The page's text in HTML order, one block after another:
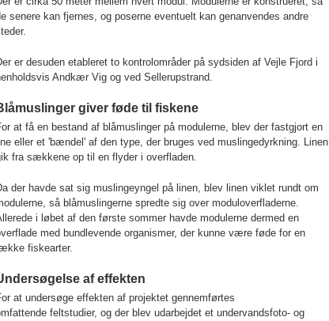
senere kan fjernes, og poserne eventuelt kan genanvendes andre
er desuden etableret to kontrolområder på sydsiden af Vejle Fjord i
Andkær Vig og ved Sellerupstrand.
giver føde til fiskene
at få en bestand af blåmuslinger på modulerne, blev der fastgjort en
eller et 'bændel' af den type, der bruges ved muslingedyrkning. Linen
fra sækkene op til en flyder i overfladen.
der havde sat sig muslingeyngel på linen, blev linen viklet rundt om
så blåmuslingerne spredte sig over moduloverfladerne.
i løbet af den første sommer havde modulerne dermed en
med bundlevende organismer, der kunne være føde for en
fiskearter.
af effekten
at undersøge effekten af projektet gennemførtes
feltstudier, og der blev udarbejdet et undervandsfoto- og